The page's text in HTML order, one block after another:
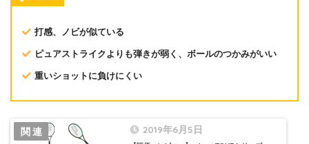
打感、ノビが似ている
ピュアストライクよりも弾きが弱く、ボールのつかみがいい
重いショットに負けにくい
2019年6月5日